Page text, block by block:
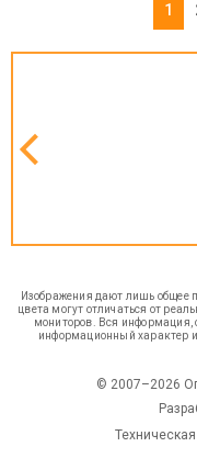
1
Изображения дают лишь общее
цвета могут отличаться от
мониторов. Вся информация,
информационный характер
© 2007–2026